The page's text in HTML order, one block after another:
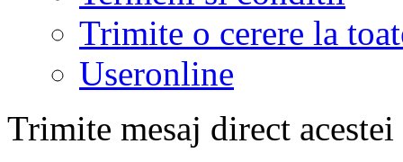
Trimite o cerere la
Useronline
Trimite mesaj direct